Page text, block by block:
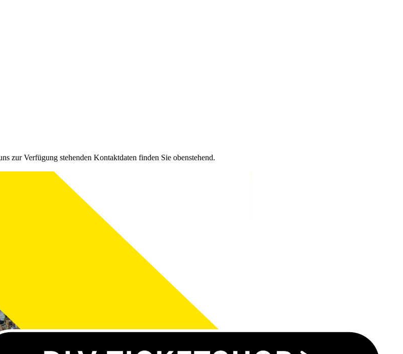
zur Verfügung stehenden Kontaktdaten finden Sie obenstehend.